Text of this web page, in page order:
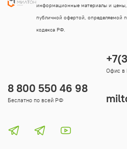
8 800 550 46 98
Беслатно по всей РФ
Офис в
информационные материалы и
публичной офертой, определяемой
кодекса РФ.